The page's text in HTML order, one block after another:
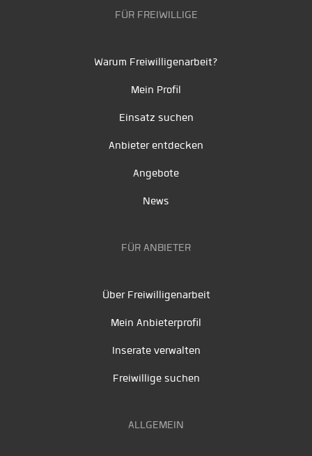
FÜR FREIWILLIGE
Warum Freiwilligenarbeit?
Mein Profil
Einsatz suchen
Anbieter entdecken
Angebote
News
FÜR ANBIETER
Über Freiwilligenarbeit
Mein Anbieterprofil
Inserate verwalten
Freiwillige suchen
ALLGEMEIN